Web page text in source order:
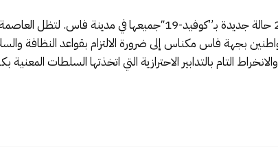
بجهة فاس مكناس إلى ضرورة الالتزام بقواعد النظافة
التام بالتدابير الاحترازية التي اتخذتها السلطات